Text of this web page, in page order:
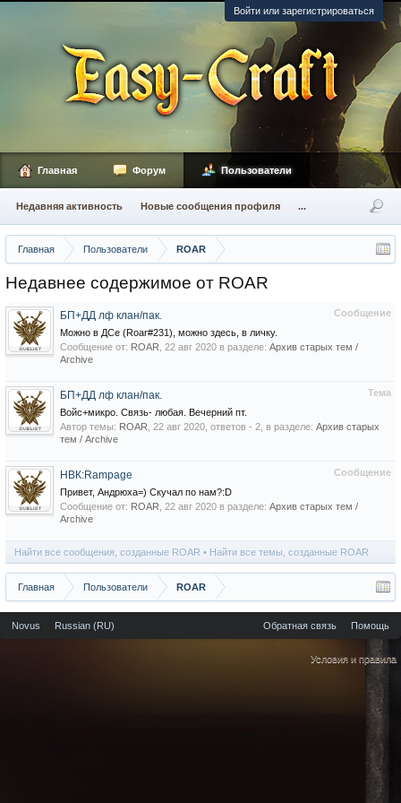
Войти или зарегистрироваться
Главная Пользователи ROAR
Недавнее содержимое от ROAR
Сообщение
БП+ДД лф клан/пак.
Можно в ДСе (Roar#231), можно здесь, в личку.
Сообщение от: ROAR 22 авг 2020 в разделе: Архив старых тем /
Archive
Тема
БП+ДД лф клан/пак.
Войс+микро. Связь- любая. Вечерний пт.
Автор темы: ROAR 22 авг 2020 , ответов - 2, в разделе: Архив старых
тем / Archive
Сообщение
НВК:Rampage
Привет, Андрюха=) Скучал по нам?:D
Сообщение от: ROAR 22 авг 2020 в разделе: Архив старых тем /
Archive
Найти все сообщения, созданные ROAR Найти все темы, созданные ROAR
Главная Пользователи ROAR
Главная Форум Пользователи
Недавняя активность Новые сообщения профиля ...
Novus Russian (RU) Обратная связь Помощь
Условия и правила